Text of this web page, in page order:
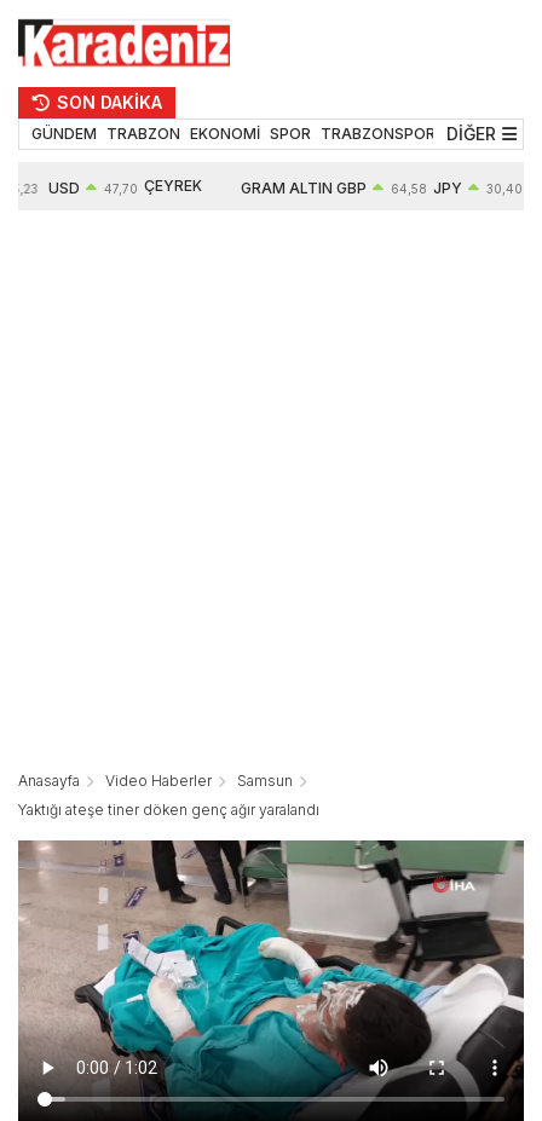
SON DAKİKA
GÜNDEM TRABZON EKONOMİ SPOR TRABZONSPOR TEKNOLOJİ
DİĞER
USD 47,70 ÇEYREK GRAM ALTIN GBP 64,58 JPY 30,40
Anasayfa Video Haberler
Samsun
Yaktığı ateşe tiner döken genç ağır yaralandı